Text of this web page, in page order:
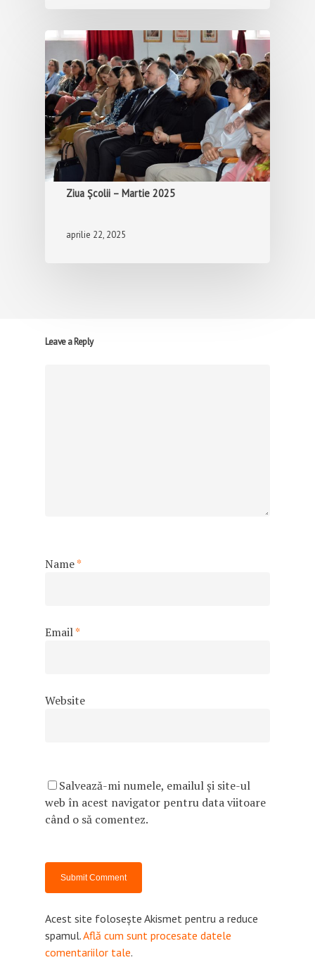
Ziua Școlii – Martie 2025
aprilie 22, 2025
Leave a Reply
Name*
Email*
Website
Salvează-mi numele, emailul și site-ul
web în acest navigator pentru data viitoare
când o să comentez.
Acest site folosește Akismet pentru a reduce
spamul.Află cum sunt procesate datele
comentariilor tale.